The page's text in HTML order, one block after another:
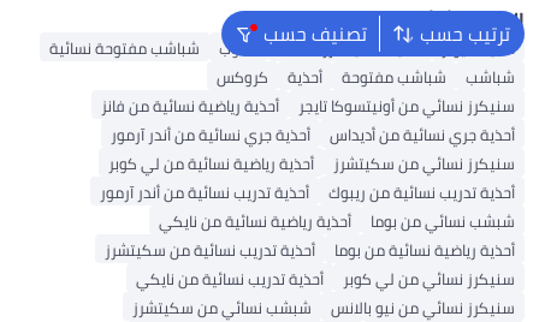
ترتيب حسب تصنيف حسب البحث الشائع
أحذية ميولز أحذية سكيتشرز للنساء كعوب
شباشب مفتوحة نسائية
شباشب
شباشب مفتوحة أحذية
كروكس
سنيكرز نسائي من أونيتسوكا تايجر
أحذية رياضية نسائية من فانز
أحذية جري نسائية من أديداس
أحذية جري نسائية من أندر آرمور
سنيكرز نسائي من سكيتشرز
أحذية رياضية نسائية من لي كوبر
أحذية تدريب نسائية من ريبوك
أحذية تدريب نسائية من أندر آرمور
شبشب نسائي من بوما
أحذية رياضية نسائية من نايكي
أحذية رياضية نسائية من بوما
أحذية تدريب نسائية من سكيتشرز
سنيكرز نسائي من لي كوبر
أحذية تدريب نسائية من نايكي
سنيكرز نسائي من نيو بالانس
شبشب نسائي من سكيتشرز